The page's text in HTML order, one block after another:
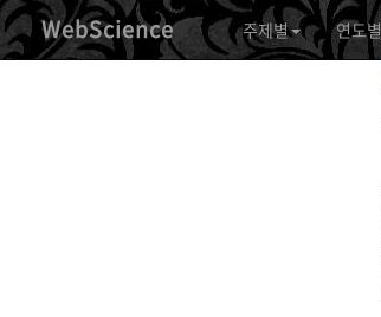
WebScience 주제별 연도별